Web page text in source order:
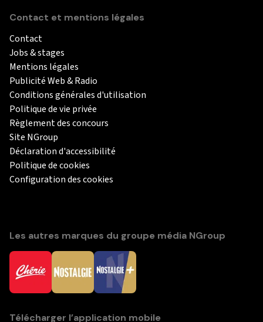
Contact et mentions légales
Contact
Jobs & stages
Mentions légales
Publicité Web & Radio
Conditions générales d'utilisation
Politique de vie privée
Règlement des concours
Site NGroup
Déclaration d'accessibilité
Politique de cookies
Configuration des cookies
Les autres marques du groupe média NGroup
Télécharger l’application mobile